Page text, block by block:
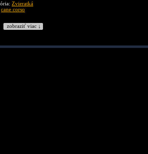
Zvieratká
cane corso
zobraziť viac ↓